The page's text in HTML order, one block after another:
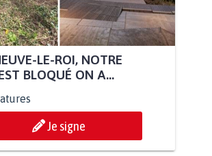
LE-ROI, NOTRE
BLOQUÉ ON A...
Je signe